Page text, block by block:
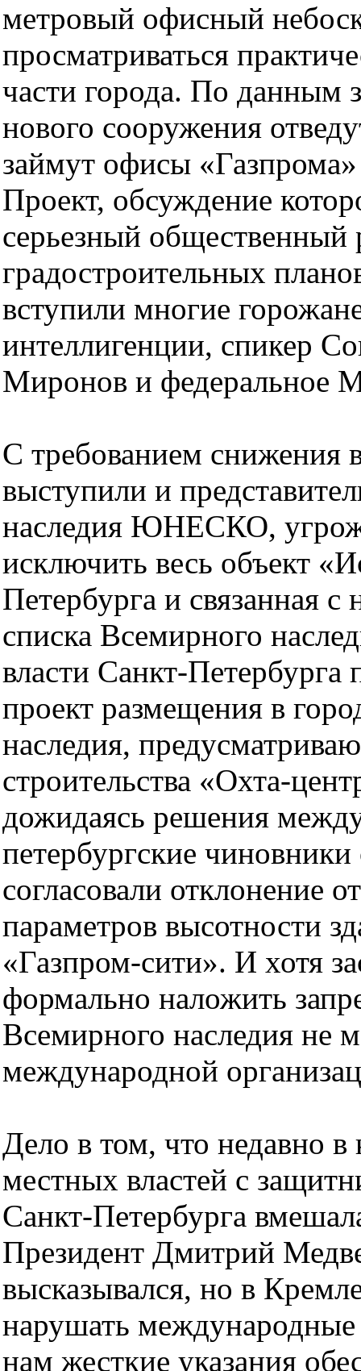
метровый офисный
просматриваться
части города. По данным
нового сооружения
займут офисы
Проект, обсуждение
серьезный общественный
градостроительных
вступили многие
интеллигенции, спикер
Миронов и федеральное
С требованием снижения
выступили и
наследия ЮНЕСКО,
исключить весь объект
Петербурга и связанная
списка Всемирного
власти Санкт-
проект размещения в
наследия,
строительства «Охта-
дожидаясь решения
петербургские
согласовали отклонение
параметров высотности
«Газпром-сити». И хотя
формально наложить
Всемирного наследия не
международной
Дело в том, что недавно
местных властей с
Санкт-Петербурга
Президент Дмитрий
высказывался, но в
нарушать
нам жесткие указания